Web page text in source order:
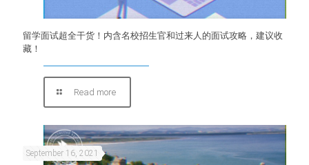
留学面试超全干货！内含名校招生官和过来人的面试攻略，建议收
藏！
Read more
September 16, 2021